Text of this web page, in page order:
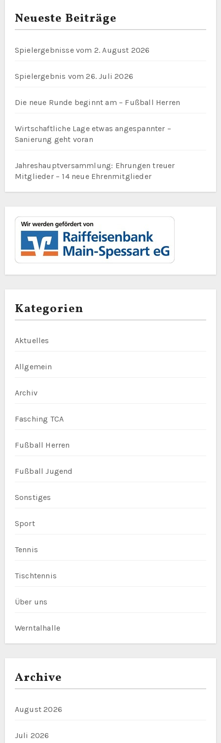
Neueste Beiträge
Spielergebnisse vom 2. August 2026
Spielergebnis vom 26. Juli 2026
Die neue Runde beginnt am – Fußball Herren
Wirtschaftliche Lage etwas angespannter –
Sanierung geht voran
Jahreshauptversammlung: Ehrungen treuer
Mitglieder – 14 neue Ehrenmitglieder
Kategorien
Aktuelles
Allgemein
Archiv
Fasching TCA
Fußball Herren
Fußball Jugend
Sonstiges
Sport
Tennis
Tischtennis
Über uns
Werntalhalle
Archive
August 2026
Juli 2026